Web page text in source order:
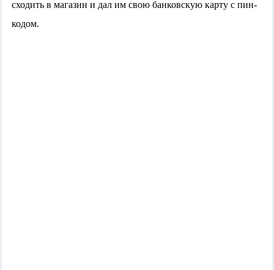
сходить в магазин и дал им свою банковскую карту с пин-
кодом.